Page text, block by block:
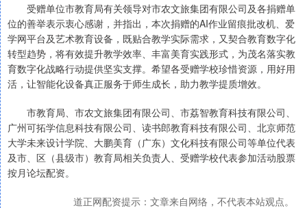
受赠单位市教育局有关领导对市农文旅集团有限公司及各捐赠单
位的善举表示衷心感谢，并指出，本次捐赠的AI作业留痕批改机、爱
学网平台及艺术教育设备，既贴合教学实际需求，又契合教育数字化
转型趋势，将有效提升教学效率、丰富美育实践形式，为茂名落实教
育数字化战略行动提供坚实支撑。希望各受赠学校珍惜资源，用好用
活，让智能化设备真正服务于师生成长，助力教学提质增效。
市教育局、市农文旅集团有限公司、市荔智教育科技有限公司、
广州可拓学信息科技有限公司、读书郎教育科技有限公司、北京师范
大学未来设计学院、大鹏美育（广东）文化科技有限公司等单位代表
及市、区（县级市）教育局相关负责人、受赠学校代表参加活动股票
按月论坛配资。
道正网配资提示：文章来自网络，不代表本站观点。